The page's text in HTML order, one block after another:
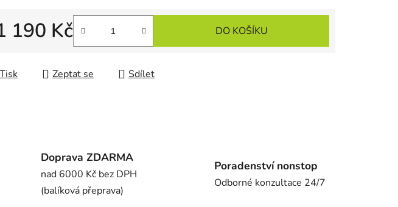
190 Kč DO KOŠÍKU
Tisk Zeptat se Sdílet
Doprava ZDARMA
nad 6000 Kč bez DPH
(balíková přeprava)
Poradenství nonstop
Odborné konzultace 24/7